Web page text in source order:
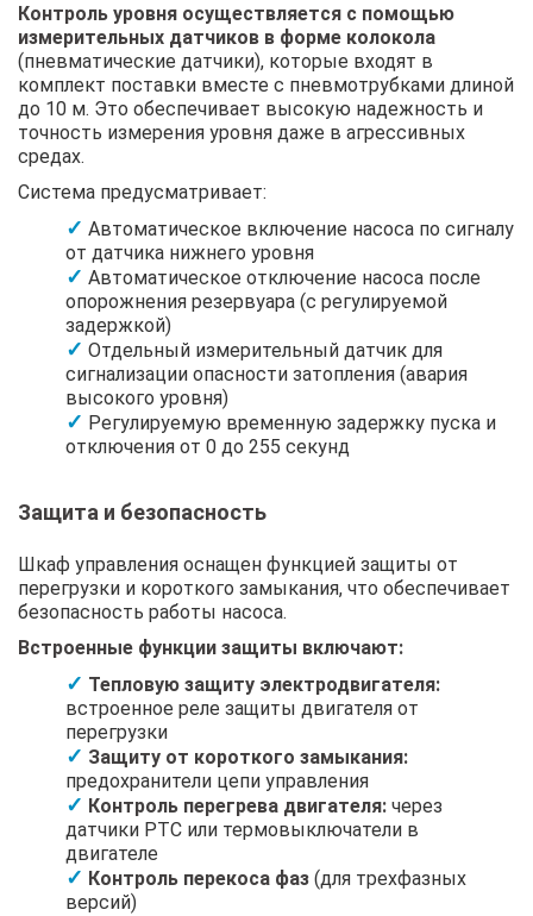
Контроль уровня осуществляется с помощью
измерительных датчиков в форме колокола
(пневматические датчики), которые входят в
комплект поставки вместе с пневмотрубками длиной
до 10 м. Это обеспечивает высокую надежность и
точность измерения уровня даже в агрессивных
средах.
Система предусматривает:
Автоматическое включение насоса по сигналу
от датчика нижнего уровня
Автоматическое отключение насоса после
опорожнения резервуара (с регулируемой
задержкой)
Отдельный измерительный датчик для
сигнализации опасности затопления (авария
высокого уровня)
Регулируемую временную задержку пуска и
отключения от 0 до 255 секунд
Защита и безопасность
Шкаф управления оснащен функцией защиты от
перегрузки и короткого замыкания, что обеспечивает
безопасность работы насоса.
Встроенные функции защиты включают:
Тепловую защиту электродвигателя:
встроенное реле защиты двигателя от
перегрузки
Защиту от короткого замыкания:
предохранители цепи управления
Контроль перегрева двигателя: через
датчики PTC или термовыключатели в
двигателе
Контроль перекоса фаз (для трехфазных
версий)